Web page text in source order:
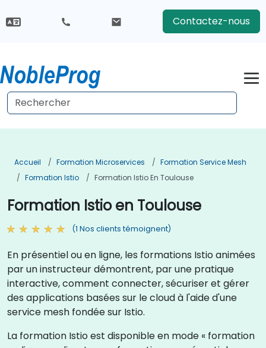
Contactez-nous
Accueil Formation Microservices
Formation Service Mesh
Formation Istio
Formation Istio En Toulouse
Formation Istio en Toulouse
(1 Nos clients témoignent)
En présentiel ou en ligne, les formations Istio animées
par un instructeur démontrent, par une pratique
interactive, comment connecter, sécuriser et gérer
des applications basées sur le cloud à l'aide d'une
service mesh fondée sur Istio.
La formation Istio est disponible en mode « formation